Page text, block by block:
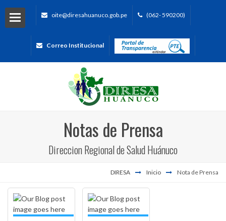
oite@diresahuanuco.gob.pe (062- 590200)
Correo Institucional
Notas de Prensa
Direccion Regional de Salud Huánuco
DIRESA Inicio Nota de Prensa